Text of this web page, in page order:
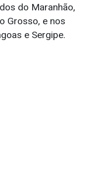
do Maranhão,
Grosso, e nos
e Sergipe.